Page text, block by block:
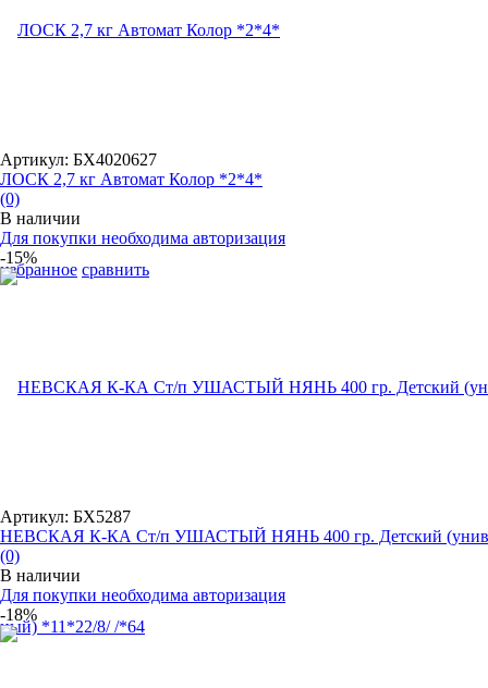
избранное сравнить
Артикул: БХ4020627
ЛОСК 2,7 кг Автомат Колор *2*4*
(0)
В наличии
Для покупки необходима авторизация
-15%
Артикул: БХ5287
НЕВСКАЯ К-КА Ст/п УШАСТЫЙ НЯНЬ 400 гр. Детский
(0)
В наличии
Для покупки необходима авторизация
-18%